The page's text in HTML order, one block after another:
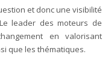
et donc une visibilité
leader des moteurs de
en valorisant
que les thématiques.